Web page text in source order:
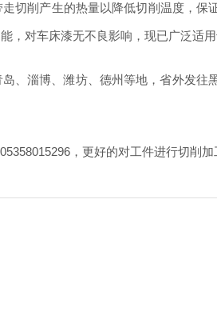
削产生的热量以降低切削温度，保
，对车床漆无不良影响，现已广泛适
、淄博、潍坊、德州等地，省外发
，更好的对工件进行切削加